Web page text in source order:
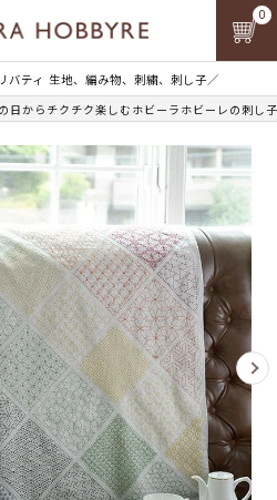
バティ 生地、編み物、刺繍、刺し子／
0
日からチクチク楽しむホビーラホビーレの刺し子